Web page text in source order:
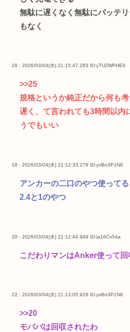
無駄に遅くなく無駄にバッテ
もなく
28 : 2026/03/04(水) 21:15:47.283 ID:yTUZWPHE0
>>25
規格というか純正だから何も
遅く、て言われても3時間以内
うでもいい
18 : 2026/03/04(水) 21:12:33.279 ID:yvBn3P1N0
アンカーの二口のやつ使ってる
2.4と1のやつ
20 : 2026/03/04(水) 21:12:44.949 ID:ia16Cv54a
こだわりマンはAnker使って回
22 : 2026/03/04(水) 21:13:05.928 ID:yvBn3P1N0
>>20
モババは回収されたわ